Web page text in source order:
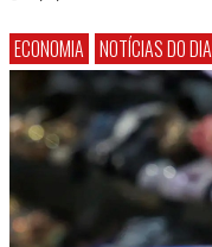
ECONOMIA NOTÍCIAS DO DIA